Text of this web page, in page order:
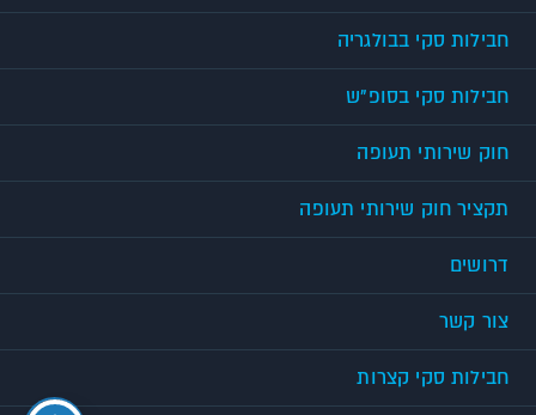
חבילות סקי בבולגריה
חבילות סקי בסופ"ש
חוק שירותי תעופה
תקציר חוק שירותי תעופה
דרושים
צור קשר
חבילות סקי קצרות